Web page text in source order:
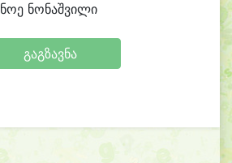
ნოე ნონაშვილი
გაგზავნა